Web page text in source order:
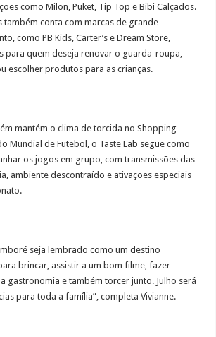
como Milon, Puket, Tip Top e Bibi Calçados.
também conta com marcas de grande
como PB Kids, Carter’s e Dream Store,
para quem deseja renovar o guarda-roupa,
escolher produtos para as crianças.
mantém o clima de torcida no Shopping
Mundial de Futebol, o Taste Lab segue como
os jogos em grupo, com transmissões das
ambiente descontraído e ativações especiais
seja lembrado como um destino
brincar, assistir a um bom filme, fazer
gastronomia e também torcer junto. Julho será
para toda a família”, completa Vivianne.